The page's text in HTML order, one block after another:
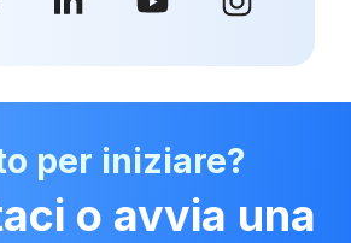
per iniziare?
o avvia una